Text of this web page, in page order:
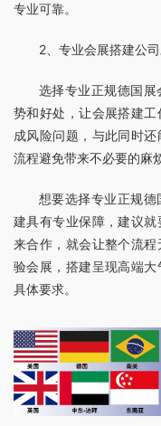
专业可靠。
2、专业会展搭建公
选择专业正规德国
势和好处，让会展搭建
成风险问题，与此同时
流程避免带来不必要的麻烦
想要选择专业正规
建具有专业保障，建议
来合作，就会让整个流
验会展，搭建呈现高端
具体要求。